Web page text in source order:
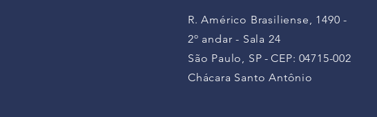
R. Américo Brasiliense, 1490 -
2º andar - Sala 24
São Paulo, SP -CEP: 04715-002
Chácara Santo Antônio